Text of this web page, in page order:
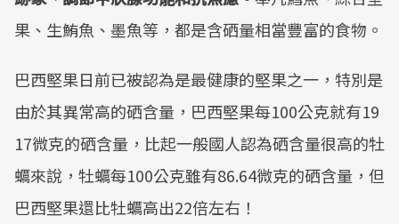
果、生鮪魚、墨魚等，都是含硒量相當豐富的食物。
巴西堅果日前已被認為是最健康的堅果之一，特別是
由於其異常高的硒含量，巴西堅果每100公克就有19
17微克的硒含量，比起一般國人認為硒含量很高的牡
蠣來說，牡蠣每100公克雖有86.64微克的硒含量，但
巴西堅果還比牡蠣高出22倍左右！